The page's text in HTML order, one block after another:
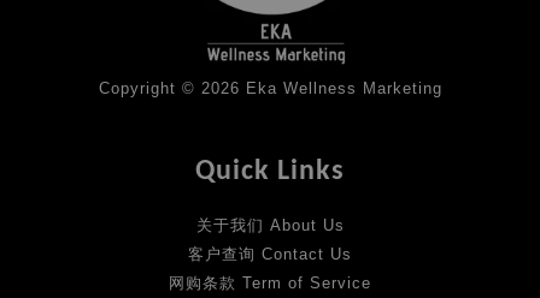
Copyright © 2026 Eka Wellness Marketing
Quick Links
关于我们 About Us
客户查询 Contact Us
网购条款 Term of Service